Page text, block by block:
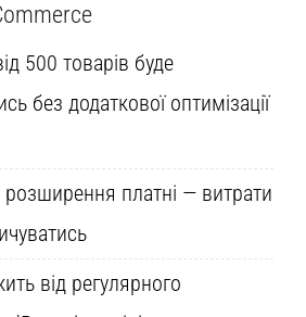
500 товарів буде
без додаткової оптимізації
розширення платні — витрати
від регулярного